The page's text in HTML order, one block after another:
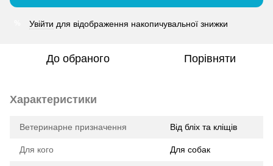
Увійти для відображення накопичувальної знижки
До обраного Порівняти
Характеристики
Ветеринарне призначення Від бліх та кліщів
Для кого Для собак